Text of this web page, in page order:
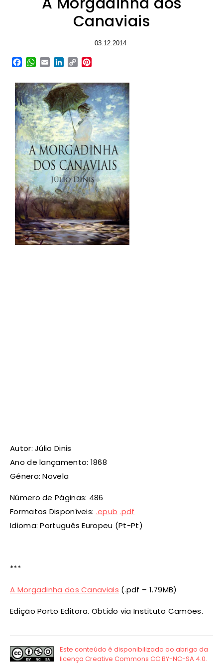
Canaviais
03.12.2014
Facebook
WhatsApp
EmailLinkedIn
Copy
Autor: Júlio Dinis
Ano de lançamento: 1868
Género: Novela
Número de Páginas: 486
Formatos Disponíveis: .epub .pdf
Idioma: Português Europeu (Pt-Pt)
***
A Morgadinha dos Canaviais (.pdf – 1.79MB)
Edição Porto Editora. Obtido via Instituto Camões.